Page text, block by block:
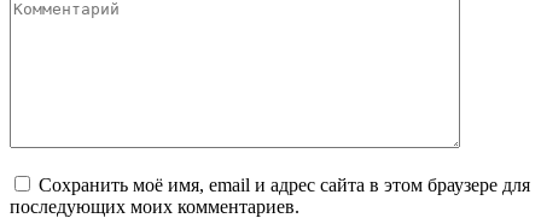
Сохранить моё имя, email и адрес сайта в этом браузере для
последующих моих комментариев.